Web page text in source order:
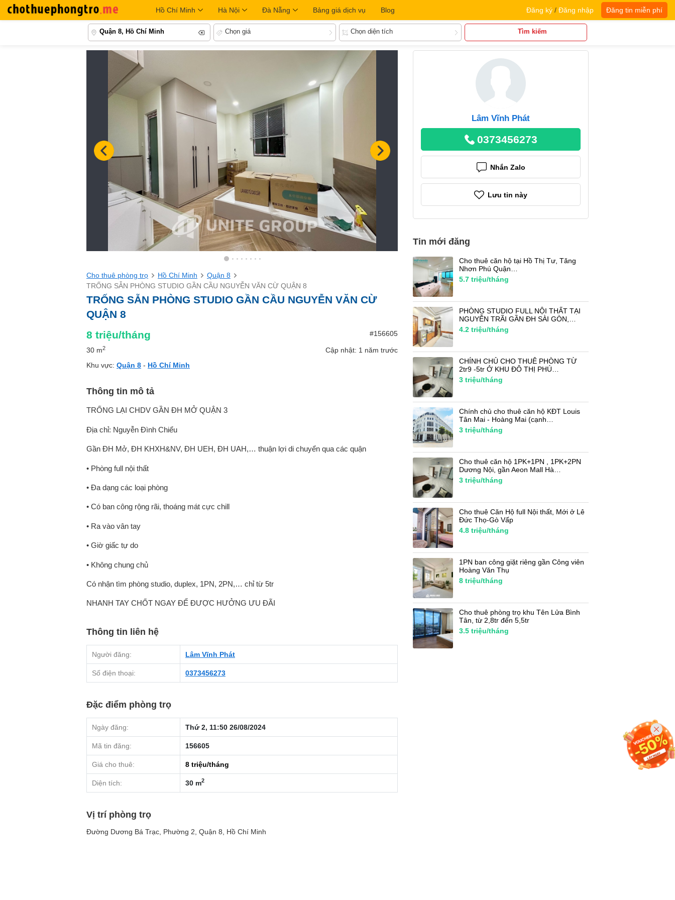
Hồ Chí Minh Hà Nội Đà Nẵng Bảng giá dịch vụ Blog Đăng ký / Đăng nhập Đăng tin miễn phí
Quận 8, Hồ Chí Minh Chọn giá Chọn diện tích Tìm kiếm
Cho thuê phòng trọ Hồ Chí Minh
Quận 8
TRỐNG SẴN PHÒNG STUDIO GẦN CẦU NGUYỄN VĂN CỪ QUẬN 8
TRỐNG SẴN PHÒNG STUDIO GẦN CẦU NGUYỄN VĂN CỪ
QUẬN 8
8 triệu/tháng #156605
30 m2
Cập nhật: 1 năm trước
Khu vực: Quận 8 - Hồ Chí Minh
Thông tin mô tả
TRỐNG LẠI CHDV GẦN ĐH MỞ QUẬN 3
Địa chỉ: Nguyễn Đình Chiểu
Gần ĐH Mở, ĐH KHXH&NV, ĐH UEH, ĐH UAH,… thuận lợi di chuyển qua các quận
• Phòng full nội thất
• Đa dạng các loại phòng
• Có ban công rộng rãi, thoáng mát cực chill
• Ra vào vân tay
• Giờ giấc tự do
• Không chung chủ
Có nhận tìm phòng studio, duplex, 1PN, 2PN,… chỉ từ 5tr
️NHANH TAY CHỐT NGAY ĐỂ ĐƯỢC HƯỞNG ƯU ĐÃI
Thông tin liên hệ
Người đăng: Lâm Vĩnh Phát
Số điện thoại: 0373456273
Đặc điểm phòng trọ
Ngày đăng: Thứ 2, 11:50 26/08/2024
Mã tin đăng: 156605
Giá cho thuê: 8 triệu/tháng
Diện tích: 30 m2
Vị trí phòng trọ
Đường Dương Bá Trạc, Phường 2, Quận 8, Hồ Chí Minh
Lâm Vĩnh Phát
0373456273
Nhắn Zalo
Lưu tin này
Tin mới đăng
Cho thuê căn hộ tại Hồ Thị Tư, Tăng
Nhơn Phú Quận…
5.7 triệu/tháng
PHÒNG STUDIO FULL NỘI THẤT TẠI
NGUYỄN TRÃI GẦN ĐH SÀI GÒN,…
4.2 triệu/tháng
CHÍNH CHỦ CHO THUÊ PHÒNG TỪ
2tr9 -5tr Ở KHU ĐÔ THỊ PHÚ…
3 triệu/tháng
Chính chủ cho thuê căn hộ KĐT Louis
Tân Mai - Hoàng Mai (cạnh…
3 triệu/tháng
Cho thuê căn hộ 1PK+1PN , 1PK+2PN
Dương Nội, gần Aeon Mall Hà…
3 triệu/tháng
Cho thuê Căn Hộ full Nội thất, Mới ở Lê
Đức Thọ-Gò Vấp
4.8 triệu/tháng
1PN ban công giặt riêng gần Công viên
Hoàng Văn Thụ
8 triệu/tháng
Cho thuê phòng trọ khu Tên Lửa Bình
Tân, từ 2,8tr đến 5,5tr
3.5 triệu/tháng